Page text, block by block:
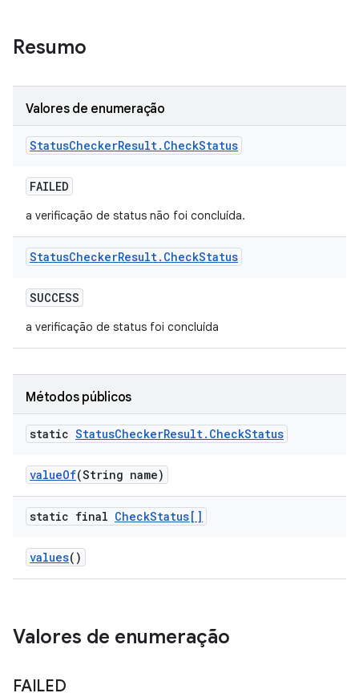
Resumo
Valores de enumeração
StatusCheckerResult. CheckStatus
FAILED
a verificação de status não foi concluída.
StatusCheckerResult. CheckStatus
SUCCESS
a verificação de status foi concluída
Métodos públicos
static StatusCheckerResult. CheckStatus
valueOf(String name)
static final CheckStatus[]
values()
Valores de enumeração
FAILED